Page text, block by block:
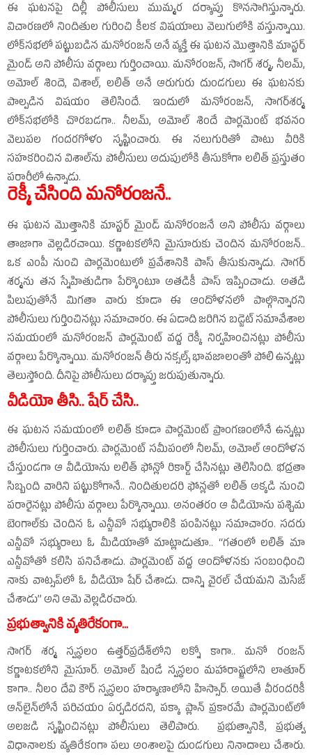
ఈ ఘటనపై దిల్లీ పోలీసులు ముమ్మర దర్యాప్తు కొనసాగిస్తున్నారు.
విచారణలో నిందితుల గురించి కీలక విషయాలు వెలుగులోకి వస్తున్నాయి.
లోక్‌సభలో పట్టుబడిన మనోరంజన్‌ అనే వ్యక్తే ఈ ఘటన మొత్తానికి మాస్టర్‌
మైండ్‌ అని పోలీసు వర్గాలు గుర్తించాయి. మనోరంజన్‌, సాగర్‌ శర్మ, నీలమ్‌,
అమోల్‌ శిందె, విశాల్‌, లలిత్‌ అనే ఆరుగురు దుండగులు ఈ ఘటనకు
పాల్పడిన విషయం తెలిసిందే. ఇందులో మనోరంజన్‌, సాగర్‌శర్మ
లోక్‌సభలోకి చొరబడగా.. నీలమ్‌, అమోల్‌ శిందే పార్లమెంట్‌ భవనం
వెలుపల గందరగోళం సృష్టించారు. ఈ నలుగురితో పాటు వీరికి
సహకరించిన విశాల్‌ను పోలీసులు అదుపులోకి తీసుకోగా లలిత్‌ ప్రస్తుతం
పరారీలో ఉన్నాడు.
రెక్కీ చేసింది మనోరంజనే..
ఈ ఘటన మొత్తానికి మాస్టర్‌ మైండ్‌ మనోరంజనే అని పోలీసు వర్గాలు
తాజాగా వెల్లడిరచాయి. కర్ణాటకలోని మైసూరుకు చెందిన మనోరంజన్‌..
ఒక ఎంపీ నుంచి పార్లమెంటులో ప్రవేశానికి పాస్‌ తీసుకున్నాడు. సాగర్‌
శర్మను తన స్నేహితుడిగా పేర్కొంటూ అతడికీ పాస్‌ ఇప్పించాడు. అతడి
పిలుపుతోనే మిగతా వారు కూడా ఈ ఆందోళనలో పాల్గొన్నారని
పోలీసులు గుర్తించినట్లు సమాచారం. ఈ ఏడాది జరిగిన బడ్జెట్‌ సమావేశాల
సమయంలో మనోరంజన్‌ పార్లమెంట్‌ వద్ద రెక్కీ నిర్వహించినట్లు పోలీసు
వర్గాలు పేర్కొన్నాయి. మనోరంజన్‌ తీరు నక్సల్స్‌ భావజాలంతో పోలి ఉన్నట్లు
తెలుస్తోంది. దీనిపై పోలీసులు దర్యాప్తు జరుపుతున్నారు.
వీడియో తీసి.. షేర్‌ చేసి..
ఈ ఘటన సమయంలో లలిత్‌ కూడా పార్లమెంట్‌ ప్రాంగణంలోనే ఉన్నట్లు
పోలీసులు గుర్తించారు. పార్లమెంట్‌ సమీపంలో నీలమ్‌, అమోల్‌ ఆందోళన
చేస్తుండగా ఆ వీడియోను లలిత్‌ ఫోన్లో రికార్డ్‌ చేసినట్లు తెలిసింది. భద్రతా
సిబ్బంది వారిని పట్టుకోగానే.. నిందితులదరి ఫోన్లతో లలిత్‌ అక్కడి నుంచి
పరారైనట్లు పోలీసు వర్గాలు పేర్కొన్నాయి. అనంతరం ఆ వీడియోను పశ్చిమ
బెంగాల్‌కు చెందిన ఓ ఎన్జీవో సభ్యురాలికి పంపినట్లు సమాచారం. సదరు
ఎన్జీవో సభ్యురాలు ఓ మీడియాతో మాట్లాడుతూ.. ‘‘గతంలో లలిత్‌ మా
ఎన్జీవోతో కలిసి పనిచేశాడు. పార్లమెంట్‌ వద్ద ఆందోళనకు సంబంధించి
నాకు వాట్సప్‌లో ఓ వీడియో షేర్‌ చేశాడు. దాన్ని వైరల్‌ చేయమని మెసేజ్‌
చేశాడు’’ అని ఆమె వెల్లడిరచారు.
ప్రభుత్వానికి వ్యతిరేకంగా...
సాగర్‌ శర్మ స్వస్థలం ఉత్తర్‌ప్రదేశ్‌లోని లక్నో కాగా.. మనో రంజన్‌
కర్ణాటకలోని మైసూర్‌. అమోల్‌ షిండే స్వస్థలం మహారాష్ట్రలోని లాతూర్‌
కాగా.. నీలం దేవి కౌర్‌ స్వస్థలం హర్యాణాలోని హిస్సార్‌. అయితే వీరందరికీ
ఆన్‌లైన్‌లోనే పరిచయం ఏర్పడిరదని, పక్కా ప్లాన్‌ ప్రకారమే పార్లమెంట్‌లో
అలజడి సృష్టించినట్లు పోలీసులు తెలిపారు. ప్రభుత్వానికి, ప్రభుత్వ
విధానాలకు వ్యతిరేకంగా పలు అంశాలపై దుండగులు నినాదాలు చేశారు.